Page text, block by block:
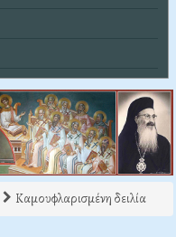
Καμουφλαρισμένη δειλία